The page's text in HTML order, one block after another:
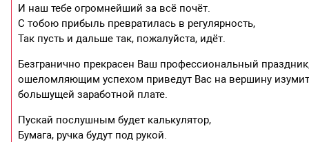
И наш тебе огромнейший за всё почёт.
С тобою прибыль превратилась в регулярность,
Так пусть и дальше так, пожалуйста, идёт.
Безгранично прекрасен Ваш профессиональный
ошеломляющим успехом приведут Вас на вершину
большущей заработной плате.
Пускай послушным будет калькулятор,
Бумага, ручка будут под рукой.